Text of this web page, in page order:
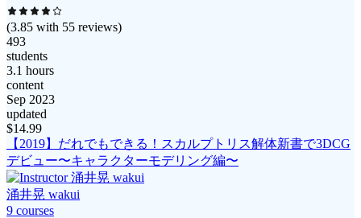
(3.85 with 55 reviews)
493
students
3.1 hours
content
Sep 2023
updated
$14.99
【2019】だれでもできる！スカルプトリス解体新書で3DCG
デビュー〜キャラクターモデリング編〜
涌井晃 wakui
9 courses